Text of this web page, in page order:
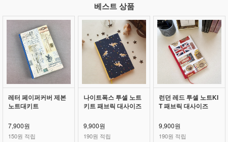
베스트 상품
레터 페이퍼커버 제본
노트대키트
7,900원
150원 적립
나이트폭스 투셀 노트
키트 패브릭 대사이즈
9,900원
190원 적립
런던 레드 투셀 노트KI
T 패브릭 대사이즈
9,900원
190원 적립